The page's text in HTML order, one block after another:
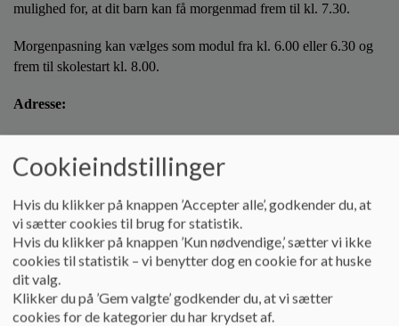
mulighed for, at dit barn kan få morgenmad frem til kl. 7.30.
Morgenpasning kan vælges som modul fra kl. 6.00 eller 6.30 og
frem til skolestart kl. 8.00.
Adresse:
SFO 2: Gyrstinge Bygade 27, 4100 Ringsted (i lokaler i
Præstegården)
Åbningstider:
Mandag - torsdag: efter skoletid - kl.17.00
Fredag: efter skoletid - kl. 16.00
Cookieindstillinger
Hvis du klikker på knappen ’Accepter alle’, godkender du, at
vi sætter cookies til brug for statistik.
Hvis du klikker på knappen ’Kun nødvendige,’ sætter vi ikke
cookies til statistik – vi benytter dog en cookie for at huske
dit valg.
Klikker du på ’Gem valgte’ godkender du, at vi sætter
cookies for de kategorier du har krydset af.